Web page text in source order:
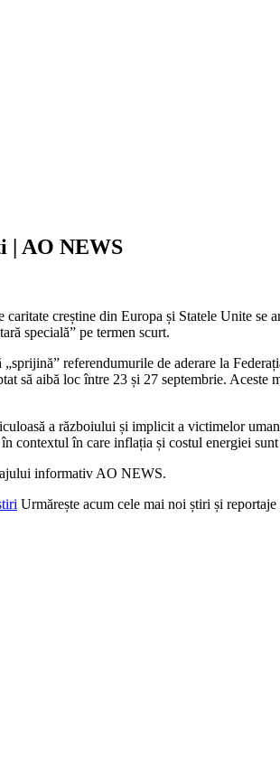
| AO NEWS
creștine din Europa și Statele Unite se
specială” pe termen scurt.
referendumurile de aderare la
să aibă loc între 23 și 27 septembrie.
a războiului și implicit a victimelor
contextul în care inflația și costul energiei
informativ AO NEWS.
Urmărește acum cele mai noi știri și